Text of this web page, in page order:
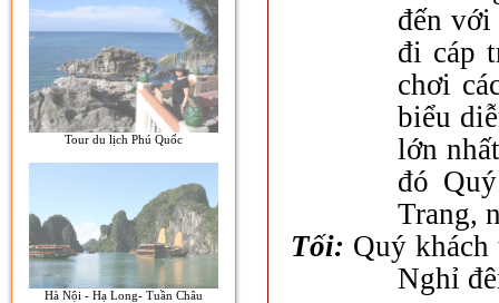
Tour du lịch Phú Quốc
Hà Nội - Hạ Long- Tuần Châu
đến
đi cáp
chơi
biểu
lớn
đó
Trang,
Tối: Quý khách
Nghỉ